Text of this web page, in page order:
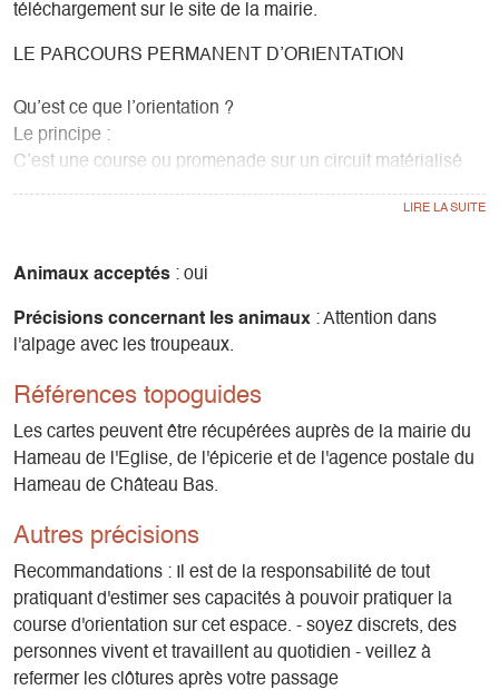
téléchargement sur le site de la mairie.
LE PARCOURS PERMANENT D’ORIENTATION
Qu’est ce que l’orientation ?
Le principe :
C’est une course ou promenade sur un circuit matérialisé
numéro). L’orienteur doit découvrir les balises de son
carte et éventuellement d’une boussole.
perfore la carte et atteste du passage de l’orienteur. Situe
précisément l’emplacement de la balise et son numéro.
utilisés sur la carte, vous pouvez vous renseigner auprès de
la légende que vous trouver au bord de la carte.
Contrôle du parcours :
du poinçon de la balise avec le tableau de contrôle fourni
avec la carte.
Quelques conseils avant le départ :
Ne partez pas sans votre carte. Elle vous permet de vous
situer sur le terrain est d’évaluer les distances.
Animaux acceptés : oui
Précisions concernant les animaux : Attention dans
l'alpage avec les troupeaux.
Références topoguides
Les cartes peuvent être récupérées auprès de la mairie du
Hameau de l'Eglise, de l'épicerie et de l'agence postale du
Hameau de Château Bas.
Autres précisions
Recommandations : Il est de la responsabilité de tout
pratiquant d'estimer ses capacités à pouvoir pratiquer la
course d'orientation sur cet espace. - soyez discrets, des
personnes vivent et travaillent au quotidien - veillez à
refermer les clôtures après votre passage